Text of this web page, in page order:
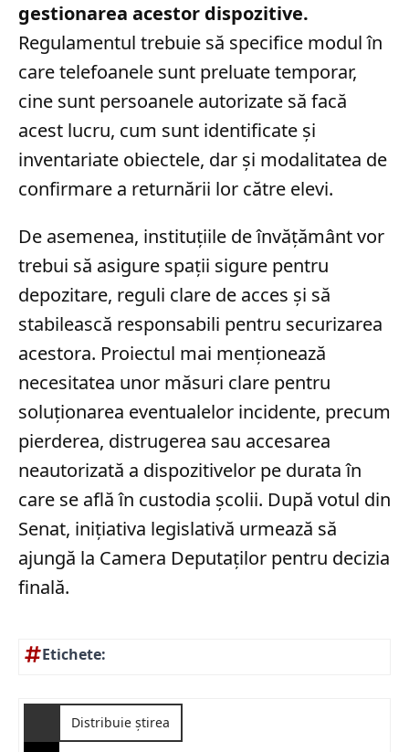
gestionarea acestor dispozitive.
Regulamentul trebuie să specifice modul în
care telefoanele sunt preluate temporar,
cine sunt persoanele autorizate să facă
acest lucru, cum sunt identificate și
inventariate obiectele, dar și modalitatea de
confirmare a returnării lor către elevi.
De asemenea, instituțiile de învățământ vor
trebui să asigure spații sigure pentru
depozitare, reguli clare de acces și să
stabilească responsabili pentru securizarea
acestora. Proiectul mai menționează
necesitatea unor măsuri clare pentru
soluționarea eventualelor incidente, precum
pierderea, distrugerea sau accesarea
neautorizată a dispozitivelor pe durata în
care se află în custodia școlii. După votul din
Senat, inițiativa legislativă urmează să
ajungă la Camera Deputaților pentru decizia
finală.
Etichete:
Distribuie știrea